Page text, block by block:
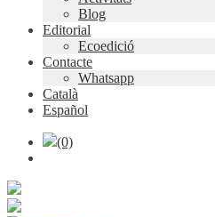
Blog
Editorial
Ecoedició
Contacte
Whatsapp
Català
Español
(0)